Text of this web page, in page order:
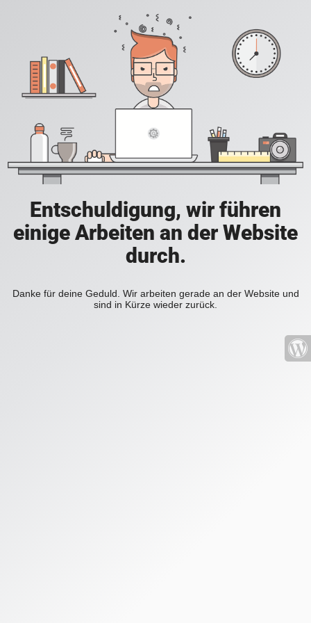
Entschuldigung, wir führen
einige Arbeiten an der Website
durch.
Danke für deine Geduld. Wir arbeiten gerade an der Website und
sind in Kürze wieder zurück.